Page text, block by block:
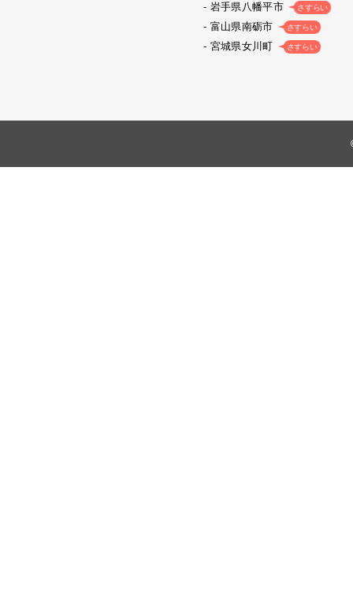
岩手県八幡平市 さすらい
富山県南砺市 さすらい
宮城県女川町 さすらい